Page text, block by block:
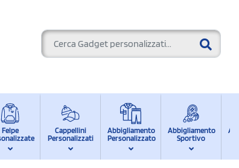
Felpe
Cappellini
Personalizzati
Abbigliamento
Personalizzato
Abbigliamento
Sportivo